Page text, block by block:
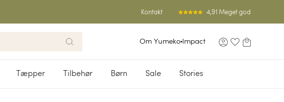
Kontakt 4,91 Meget god
Om Yumeko Impact
Tæpper Tilbehør Børn Sale Stories